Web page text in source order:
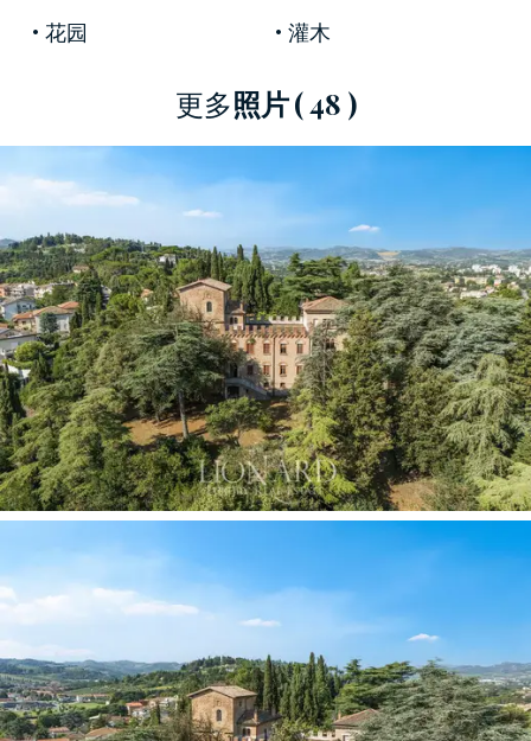
12世纪时，切塞纳的防御性堡垒建在加兰波山
顶，自1177年起，罗马皇帝兼意大利国王腓特烈·
巴巴罗萨在此居住了三年，并下令建造了一座雄
伟的塔楼。此后几个世纪，堡垒经历了许多历史
事件，多次被毁坏和重建。在13世纪末，古伊多·
达·蒙特费尔特罗暂时将马拉特斯塔家族驱逐出切
塞纳，并作为市民领袖完全修复了该建筑。
1377年，布列塔尼雇佣军攻陷了堡垒，他们为教
皇国对抗佛罗伦萨共和国而战斗，切塞纳被夷为
平地。1380年，马拉特斯塔家族在加列托·马拉特
斯塔的领导下重新控制了城市，并在西北部开始
建造新的堡垒。
在切塞纳成为罗马涅公国的首都时，城市接待了
列奥纳多·达·芬奇，他负责更新该地区的地图并现
代化防御工事。
花园 灌木
更多照片( 48 )